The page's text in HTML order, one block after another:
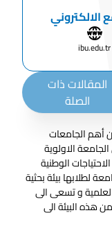
الالكتروني
ibu.edu.tr
المقالات ذات
الصلة
أهم الجامعات
الاولوية
الوطنية
لطلابها بيئة بحثية
و تسعى الى
هذه البيئة الى